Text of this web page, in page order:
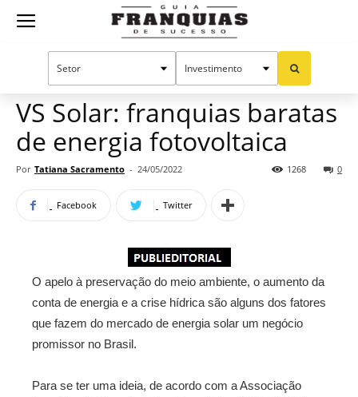
Guia
Mercado de franquias
VS Solar: franquias baratas
de energia fotovoltaica
Por Tatiana Sacramento - 24/05/2022 0
1268
Facebook Twitter
O apelo à preservação do meio ambiente, o aumento da
conta de energia e a crise hídrica são alguns dos fatores
que fazem do mercado de energia solar um negócio
promissor no Brasil.
Para se ter uma ideia, de acordo com a Associação